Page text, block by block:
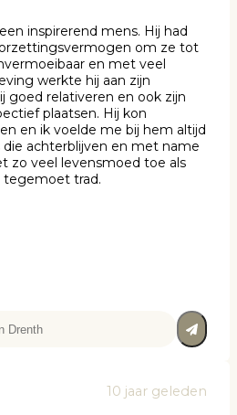
inspirerend mens. Hij had
om ze tot
en met veel
werkte hij aan zijn
goed relativeren en ook zijn
plaatsen. Hij kon
en ik voelde me bij hem altijd
achterblijven en met name
zo veel levensmoed toe als
tegemoet trad.
10 jaar geleden